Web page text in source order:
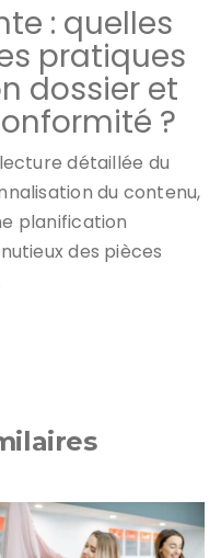
: quelles
pratiques
dossier et
?
détaillée du
du contenu,
planification
des pièces